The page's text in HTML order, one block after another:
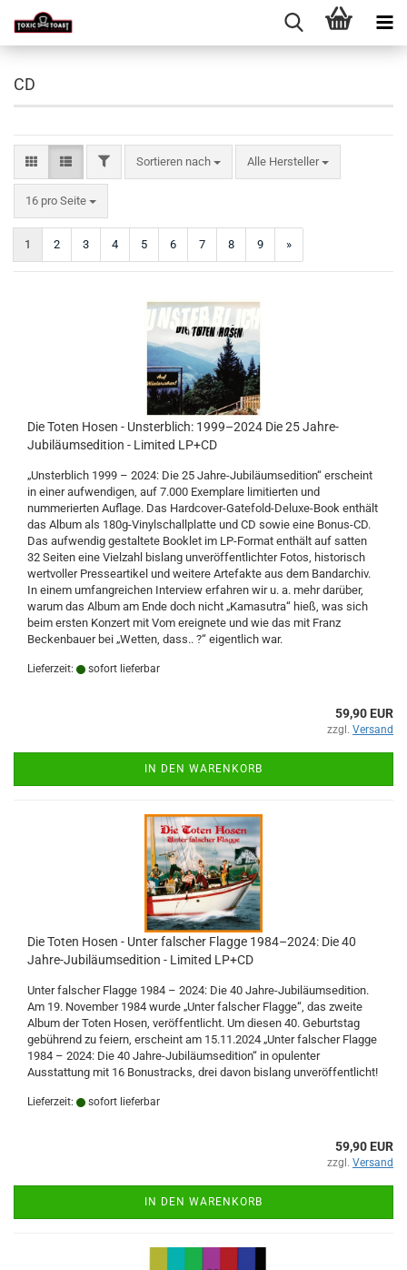
CD
FILTERSortieren nach
Sortieren nach Alle Hersteller
16 pro Seite
pro Seite
1 2 3 4 5 6 7 8 9 »
Die Toten Hosen - Unsterblich: 1999–2024 Die 25 Jahre-
Jubiläumsedition - Limited LP+CD
„Unsterblich 1999 – 2024: Die 25 Jahre-Jubiläumsedition“ erscheint
in einer aufwendigen, auf 7.000 Exemplare limitierten und
nummerierten Auflage. Das Hardcover-Gatefold-Deluxe-Book enthält
das Album als 180g-Vinylschallplatte und CD sowie eine Bonus-CD.
Das aufwendig gestaltete Booklet im LP-Format enthält auf satten
32 Seiten eine Vielzahl bislang unveröffentlichter Fotos, historisch
wertvoller Presseartikel und weitere Artefakte aus dem Bandarchiv.
In einem umfangreichen Interview erfahren wir u. a. mehr darüber,
warum das Album am Ende doch nicht „Kamasutra“ hieß, was sich
beim ersten Konzert mit Vom ereignete und wie das mit Franz
Beckenbauer bei „Wetten, dass.. ?“ eigentlich war.
Lieferzeit: sofort lieferbar
59,90 EUR
zzgl. Versand
IN DEN WARENKORB
Die Toten Hosen - Unter falscher Flagge 1984–2024: Die 40
Jahre-Jubiläumsedition - Limited LP+CD
Unter falscher Flagge 1984 – 2024: Die 40 Jahre-Jubiläumsedition.
Am 19. November 1984 wurde „Unter falscher Flagge“, das zweite
Album der Toten Hosen, veröffentlicht. Um diesen 40. Geburtstag
gebührend zu feiern, erscheint am 15.11.2024 „Unter falscher Flagge
1984 – 2024: Die 40 Jahre-Jubiläumsedition“ in opulenter
Ausstattung mit 16 Bonustracks, drei davon bislang unveröffentlicht!
Lieferzeit: sofort lieferbar
59,90 EUR
zzgl. Versand
IN DEN WARENKORB